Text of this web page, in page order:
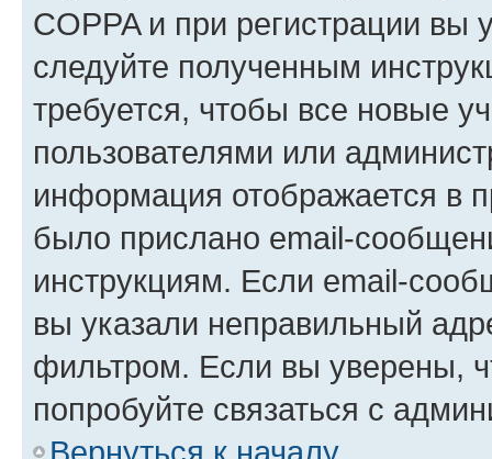
COPPA и при регистрации вы
следуйте полученным
требуется, чтобы все новые
пользователями или
информация отображается в
было прислано email-
инструкциям. Если email-
вы указали неправильный
фильтром. Если вы уверены,
попробуйте связаться с
Вернуться к началу